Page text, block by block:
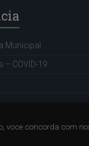
Municipal
– COVID-19
voce concorda com